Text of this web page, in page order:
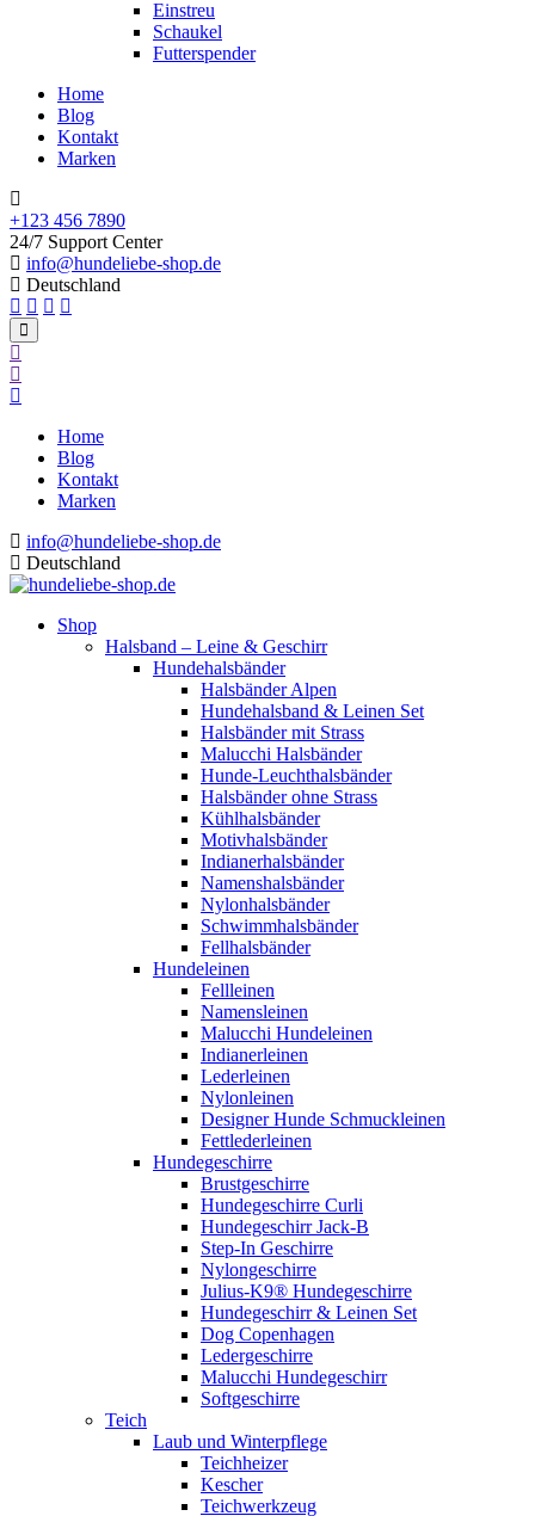
Einstreu
Schaukel
Futterspender
Home
Blog
Kontakt
Marken
+123 456 7890
24/7 Support Center
info@hundeliebe-shop.de
Deutschland
Home
Blog
Kontakt
Marken
info@hundeliebe-shop.de
Deutschland
Shop
Halsband – Leine & Geschirr
Hundehalsbänder
Halsbänder Alpen
Hundehalsband & Leinen Set
Halsbänder mit Strass
Malucchi Halsbänder
Hunde-Leuchthalsbänder
Halsbänder ohne Strass
Kühlhalsbänder
Motivhalsbänder
Indianerhalsbänder
Namenshalsbänder
Nylonhalsbänder
Schwimmhalsbänder
Fellhalsbänder
Hundeleinen
Fellleinen
Namensleinen
Malucchi Hundeleinen
Indianerleinen
Lederleinen
Nylonleinen
Designer Hunde Schmuckleinen
Fettlederleinen
Hundegeschirre
Brustgeschirre
Hundegeschirre Curli
Hundegeschirr Jack-B
Step-In Geschirre
Nylongeschirre
Julius-K9® Hundegeschirre
Hundegeschirr & Leinen Set
Dog Copenhagen
Ledergeschirre
Malucchi Hundegeschirr
Softgeschirre
Teich
Laub und Winterpflege
Teichheizer
Kescher
Teichwerkzeug